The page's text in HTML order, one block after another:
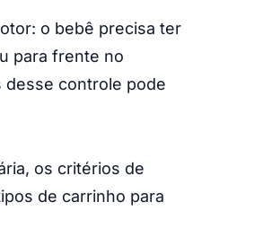
o bebê precisa ter
para frente no
desse controle pode
os critérios de
de carrinho para